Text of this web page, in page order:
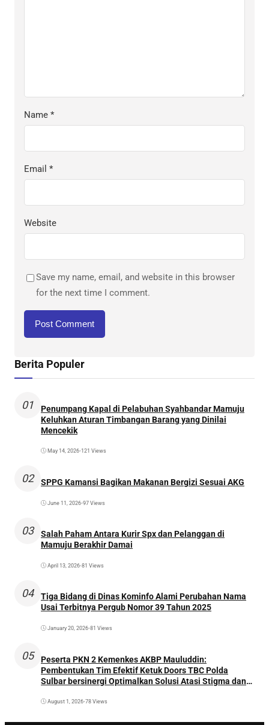
Name *
Email *
Website
Save my name, email, and website in this browser
for the next time I comment.
Berita Populer
01
Penumpang Kapal di Pelabuhan Syahbandar Mamuju
Keluhkan Aturan Timbangan Barang yang Dinilai
Mencekik
May 14, 2026•121 Views
02 SPPG Kamansi Bagikan Makanan Bergizi Sesuai AKG
June 11, 2026•97 Views
03
Salah Paham Antara Kurir Spx dan Pelanggan di
Mamuju Berakhir Damai
April 13, 2026•81 Views
04
Tiga Bidang di Dinas Kominfo Alami Perubahan Nama
Usai Terbitnya Pergub Nomor 39 Tahun 2025
January 20, 2026•81 Views
05
Peserta PKN 2 Kemenkes AKBP Mauluddin:
Pembentukan Tim Efektif Ketuk Doors TBC Polda
Sulbar bersinergi Optimalkan Solusi Atasi Stigma dan
August 1, 2026•78 Views